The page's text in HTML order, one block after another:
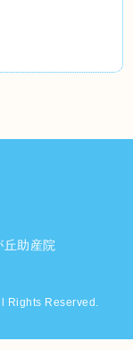
助産院
Rights Reserved.